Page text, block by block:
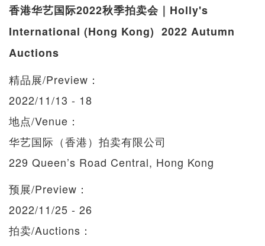
香港华艺国际2022秋季拍卖会｜Holly's
International (Hong Kong) 2022 Autumn
Auctions
精品展/Preview：
2022/11/13 - 18
地点/Venue：
华艺国际（香港）拍卖有限公司
229 Queen’s Road Central, Hong Kong
预展/Preview：
2022/11/25 - 26
拍卖/Auctions：